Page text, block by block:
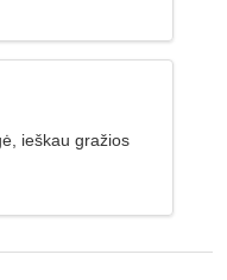
ieškau gražios